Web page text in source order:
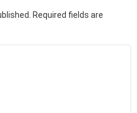
Required fields are